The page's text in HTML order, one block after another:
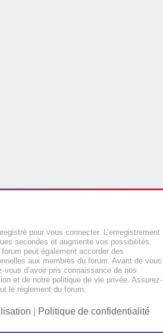
pour vous connecter. L’enregistrement
secondes et augmente vos possibilités.
forum peut également accorder des
aux membres du forum. Avant de vous
vous d’avoir pris connaissance de nos
et de notre politique de vie privée. Assurez-
le règlement du forum.
Politique de confidentialité